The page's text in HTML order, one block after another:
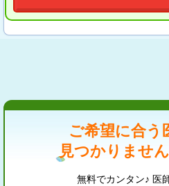
ご希望に合う
見つかりませ
無料でカンタン♪ 医